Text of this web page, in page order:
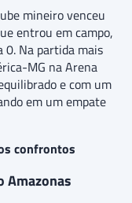
mineiro venceu
entrou em campo,
0. Na partida mais
MG na Arena
e com um
em um empate
confrontos